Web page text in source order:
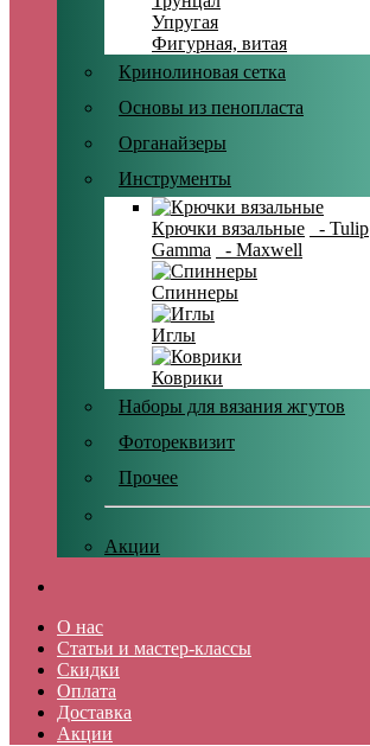
Упругая
Фигурная, витая
Кринолиновая сетка
Основы из пенопласта
Органайзеры
Инструменты
Крючки вязальные - Tulip
Gamma
- Maxwell
Спиннеры
Иглы
Коврики
Наборы для вязания жгутов
Фотореквизит
Прочее
Акции
О нас
Статьи и мастер-классы
Скидки
Оплата
Доставка
Акции